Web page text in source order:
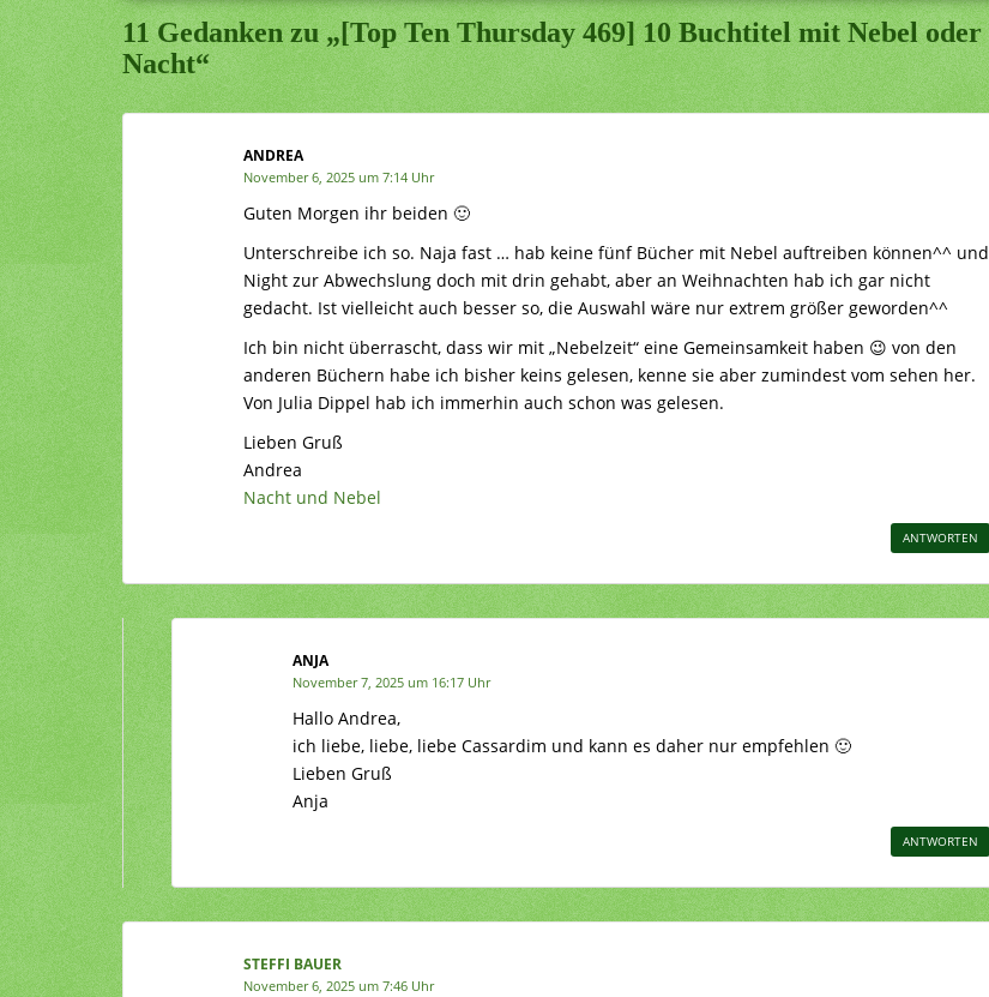
11 Gedanken zu „[Top Ten Thursday 469] 10 Buchtitel mit Nebel oder
Nacht“
ANDREA
November 6, 2025 um 7:14 Uhr
Guten Morgen ihr beiden 🙂
Unterschreibe ich so. Naja fast … hab keine fünf Bücher mit Nebel auftreiben können^^ und
Night zur Abwechslung doch mit drin gehabt, aber an Weihnachten hab ich gar nicht
gedacht. Ist vielleicht auch besser so, die Auswahl wäre nur extrem größer geworden^^
Ich bin nicht überrascht, dass wir mit „Nebelzeit“ eine Gemeinsamkeit haben 😉 von den
anderen Büchern habe ich bisher keins gelesen, kenne sie aber zumindest vom sehen her.
Von Julia Dippel hab ich immerhin auch schon was gelesen.
Lieben Gruß
Andrea
Nacht und Nebel
ANTWORTEN
ANJA
November 7, 2025 um 16:17 Uhr
Hallo Andrea,
ich liebe, liebe, liebe Cassardim und kann es daher nur empfehlen 🙂
Lieben Gruß
Anja
ANTWORTEN
STEFFI BAUER
November 6, 2025 um 7:46 Uhr